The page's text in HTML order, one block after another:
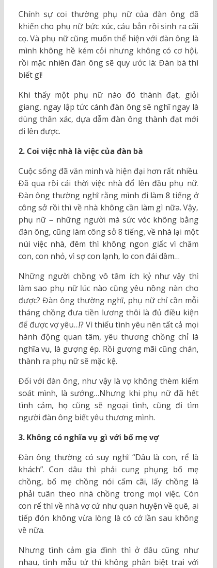
Chính sự coi thường phụ nữ của đàn ông đã
khiến cho phụ nữ bức xúc, cáu bẳn rồi sinh ra cãi
cọ. Và phụ nữ cũng muốn thể hiện với đàn ông là
mình không hề kém cỏi nhưng không có cơ hội,
rồi mặc nhiên đàn ông sẽ quy ước là: Đàn bà thì
biết gì!
Khi thấy một phụ nữ nào đó thành đạt, giỏi
giang, ngay lập tức cánh đàn ông sẽ nghĩ ngay là
dùng thân xác, dựa dẫm đàn ông thành đạt mới
đi lên được.
2. Coi việc nhà là việc của đàn bà
Cuộc sống đã văn minh và hiện đại hơn rất nhiều.
Đã qua rồi cái thời việc nhà đổ lên đầu phụ nữ.
Đàn ông thường nghĩ rằng mình đi làm 8 tiếng ở
công sở rồi thì về nhà không cần làm gì nữa. Vậy,
phụ nữ – những người mà sức vóc không bằng
đàn ông, cũng làm công sở 8 tiếng, về nhà lại một
núi việc nhà, đêm thì không ngon giấc vì chăm
con, con nhỏ, vì sợ con lạnh, lo con đái dầm…
Những người chồng vô tâm ích kỷ như vậy thì
làm sao phụ nữ lúc nào cũng yêu nồng nàn cho
được? Đàn ông thường nghĩ, phụ nữ chỉ cần mỗi
tháng chồng đưa tiền lương thôi là đủ điều kiện
để được vợ yêu…!? Vì thiếutình yêu nên tất cả mọi
hành động quan tâm, yêu thương chồng chỉ là
nghĩa vụ, là gượng ép. Rồi gượng mãi cũng chán,
thành ra phụ nữ sẽ mặc kệ.
Đối với đàn ông, như vậy là vợ không thèm kiểm
soát mình, là sướng…Nhưng khi phụ nữ đã hết
tình cảm, họ cũng sẽ ngoại tình, cũng đi tìm
người đàn ông biết yêu thương mình.
3. Không có nghĩa vụ gì với bố mẹ vợ
Đàn ông thường có suy nghĩ “Dâu là con, rể là
khách”. Con dâu thì phải cung phụng bố mẹ
chồng, bố mẹ chồng nói cấm cãi, lấy chồng là
phải tuân theo nhà chồng trong mọi việc. Còn
con rể thì về nhà vợ cứ như quan huyện về quê, ai
tiếp đón không vừa lòng là có cớ lần sau không
về nữa.
Nhưng tình cảm gia đình thì ở đâu cũng như
nhau, tình mẫu tử thì không phân biệt trai với